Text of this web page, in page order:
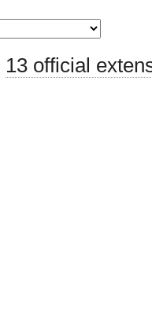
13 official